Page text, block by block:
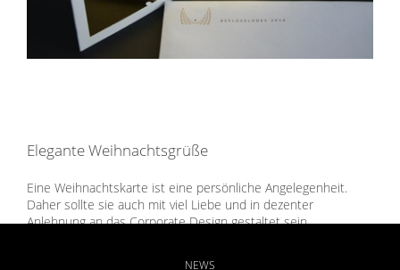
Elegante Weihnachtsgrüße
Eine Weihnachtskarte ist eine persönliche Angelegenheit.
Daher sollte sie auch mit viel Liebe und in dezenter
Anlehnung an das Corporate Design gestaltet sein.
NEWS